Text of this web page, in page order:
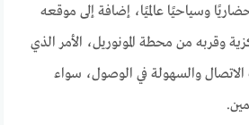
وسياحيًا عالميًا، إضافة إلى موقعه
وقربه من محطة المونوريل، الأمر الذي
الاتصال والسهولة في الوصول، سواء